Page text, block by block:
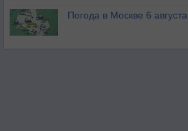
Погода в Москве 6 августа